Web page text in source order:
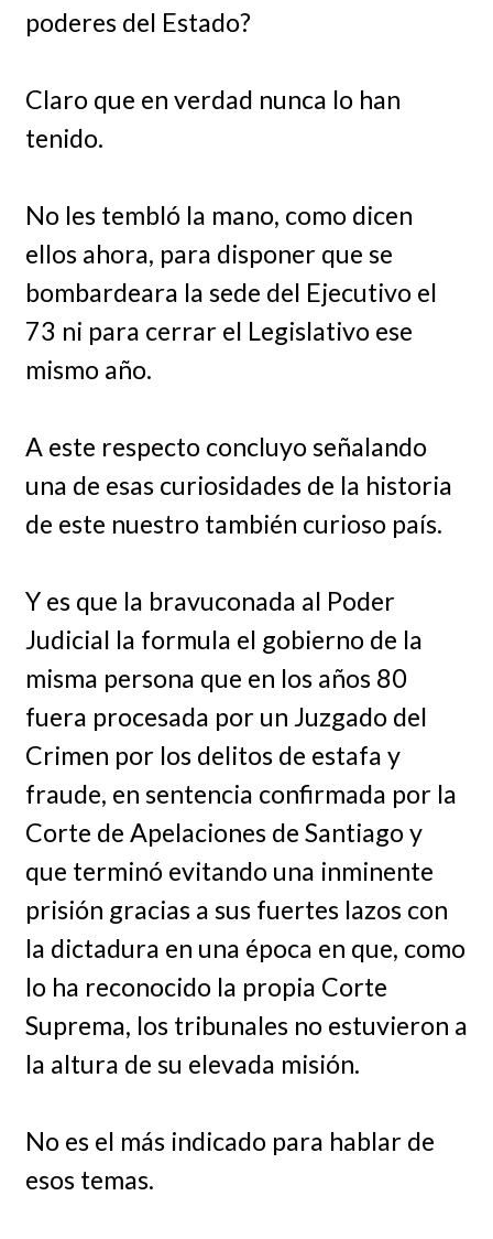
poderes del Estado?
Claro que en verdad nunca lo han
tenido.
No les tembló la mano, como dicen
ellos ahora, para disponer que se
bombardeara la sede del Ejecutivo el
73 ni para cerrar el Legislativo ese
mismo año.
A este respecto concluyo señalando
una de esas curiosidades de la historia
de este nuestro también curioso país.
Y es que la bravuconada al Poder
Judicial la formula el gobierno de la
misma persona que en los años 80
fuera procesada por un Juzgado del
Crimen por los delitos de estafa y
fraude, en sentencia confirmada por la
Corte de Apelaciones de Santiago y
que terminó evitando una inminente
prisión gracias a sus fuertes lazos con
la dictadura en una época en que, como
lo ha reconocido la propia Corte
Suprema, los tribunales no estuvieron a
la altura de su elevada misión.
No es el más indicado para hablar de
esos temas.